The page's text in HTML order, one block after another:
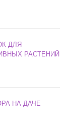
ДЛЯ
РАСТЕНИЙ
НА ДАЧЕ